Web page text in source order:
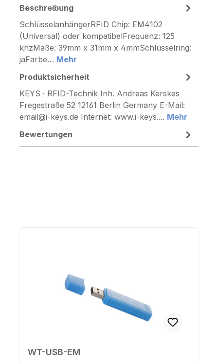
Beschreibung
SchlüsselanhängerRFID Chip: EM4102
(Universal) oder kompatibelFrequenz: 125
khzMaße: 39mm x 31mm x 4mmSchlüsselring:
jaFarbe… Mehr
Produktsicherheit
KEYS · RFID-Technik Inh. Andreas Kerskes
Fregestraße 52 12161 Berlin Germany E-Mail:
email@i-keys.de Internet: www.i-keys.... Mehr
Bewertungen
WT-USB-EM